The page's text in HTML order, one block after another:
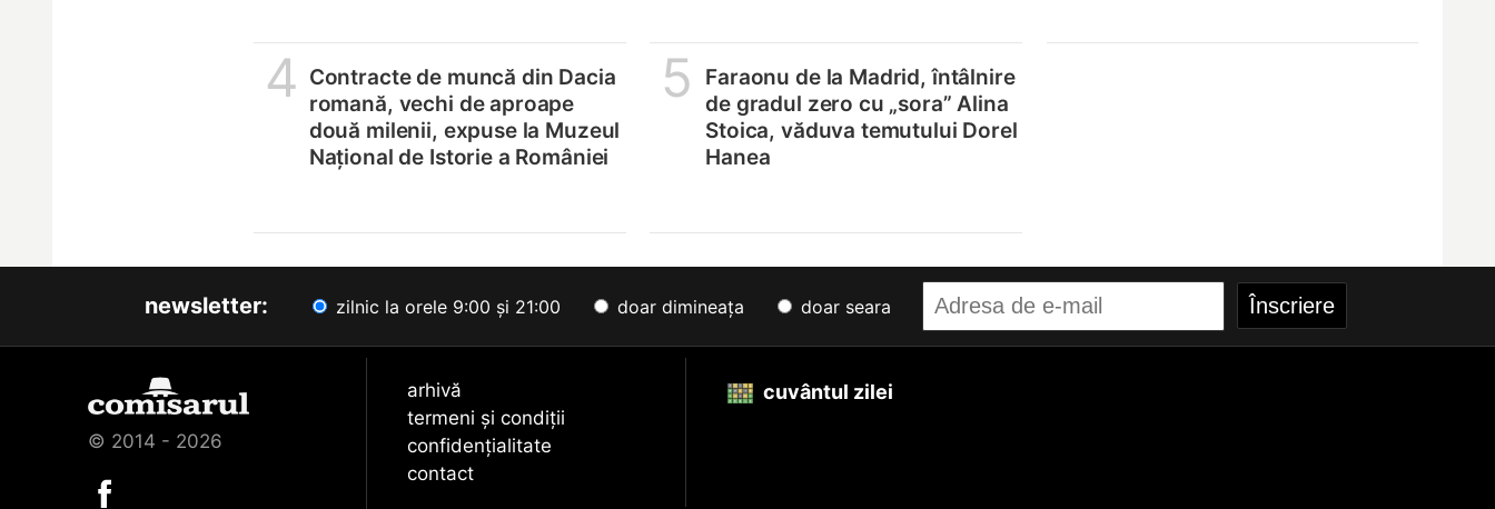
4 Contracte de muncă din Dacia
romană, vechi de aproape
două milenii, expuse la Muzeul
Național de Istorie a României
5
Faraonu de la Madrid, întâlnire
de gradul zero cu „sora” Alina
Stoica, văduva temutului Dorel
Hanea
newsletter: zilnic la orele 9:00 și 21:00 doar dimineața doar seara
© 2014 - 2026
arhivă
termeni și condiții
confidențialitate
contact
cuvântul zilei